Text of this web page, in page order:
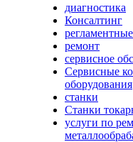
диагностика
Консалтинг
ремонт
сервисное
Сервисные
оборудования
станки
Станки
услуги по